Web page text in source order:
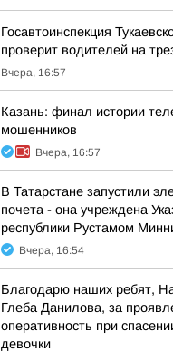
Госавтоинспекция
проверит водителей на
Вчера, 16:57
Казань: финал истории
мошенников
Вчера, 16:57
В Татарстане запустили
почета - она учреждена
республики Рустамом
Вчера, 16:54
Благодарю наших ребят,
Глеба Данилова, за
оперативность при
девочки